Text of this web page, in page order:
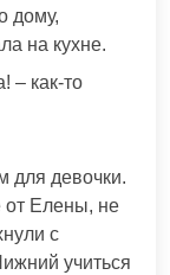
дому,
на кухне.
– как-то
для девочки.
от Елены, не
с
учиться